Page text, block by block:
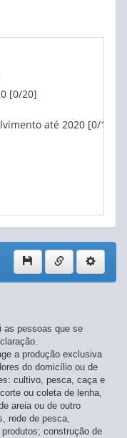
[0/20]
até 2020 [0/1]
as pessoas que se
a produção exclusiva
do domicílio ou de
cultivo, pesca, caça e
ou coleta de lenha,
areia ou de outro
rede de pesca,
construção de